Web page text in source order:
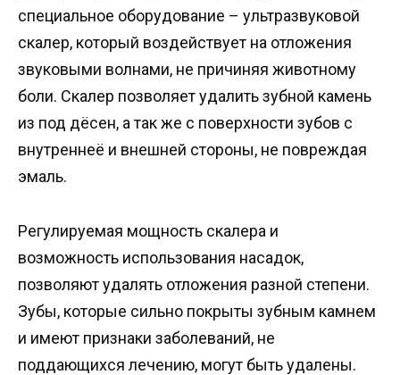
специальное оборудование – ультразвуковой
скалер, который воздействует на отложения
звуковыми волнами, не причиняя животному
боли. Скалер позволяет удалить зубной камень
из под дёсен, а так же с поверхности зубов с
внутреннеё и внешней стороны, не повреждая
эмаль.
Регулируемая мощность скалера и
возможность использования насадок,
позволяют удалять отложения разной степени.
Зубы, которые сильно покрыты зубным камнем
и имеют признаки заболеваний, не
поддающихся лечению, могут быть удалены.